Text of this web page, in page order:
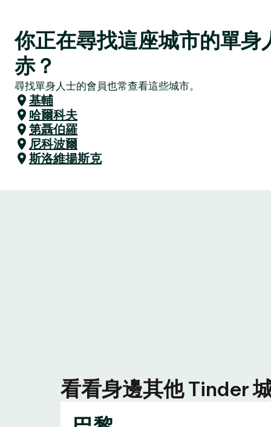
你正在尋找這座城市的單身
赤？
尋找單身人士的會員也常查看這些城市。
基輔
哈爾科夫
第聶伯羅
尼科波爾
斯洛維揚斯克
看看身邊其他 Tinder